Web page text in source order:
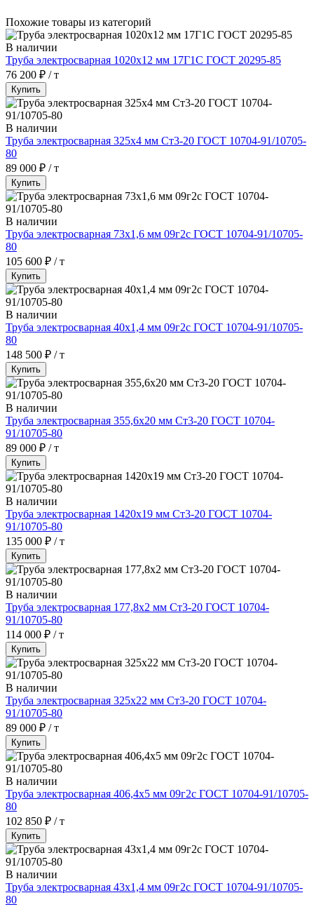
Похожие товары из категорий
В наличии
Труба электросварная 1020х12 мм 17Г1С ГОСТ 20295-85
76 200 ₽ / т
Купить
В наличии
Труба электросварная 325х4 мм Ст3-20 ГОСТ 10704-91/10705-
80
89 000 ₽ / т
Купить
В наличии
Труба электросварная 73х1,6 мм 09г2с ГОСТ 10704-91/10705-
80
105 600 ₽ / т
Купить
В наличии
Труба электросварная 40х1,4 мм 09г2с ГОСТ 10704-91/10705-
80
148 500 ₽ / т
Купить
В наличии
Труба электросварная 355,6х20 мм Ст3-20 ГОСТ 10704-
91/10705-80
89 000 ₽ / т
Купить
В наличии
Труба электросварная 1420х19 мм Ст3-20 ГОСТ 10704-
91/10705-80
135 000 ₽ / т
Купить
В наличии
Труба электросварная 177,8х2 мм Ст3-20 ГОСТ 10704-
91/10705-80
114 000 ₽ / т
Купить
В наличии
Труба электросварная 325х22 мм Ст3-20 ГОСТ 10704-
91/10705-80
89 000 ₽ / т
Купить
В наличии
Труба электросварная 406,4х5 мм 09г2с ГОСТ 10704-91/10705-
80
102 850 ₽ / т
Купить
В наличии
Труба электросварная 43х1,4 мм 09г2с ГОСТ 10704-91/10705-
80